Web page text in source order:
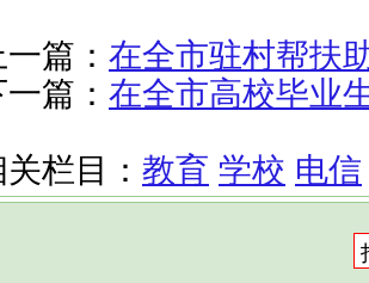
一篇： 在全市驻村帮扶
篇： 在全市高校毕业
栏目： 教育 学校 电信